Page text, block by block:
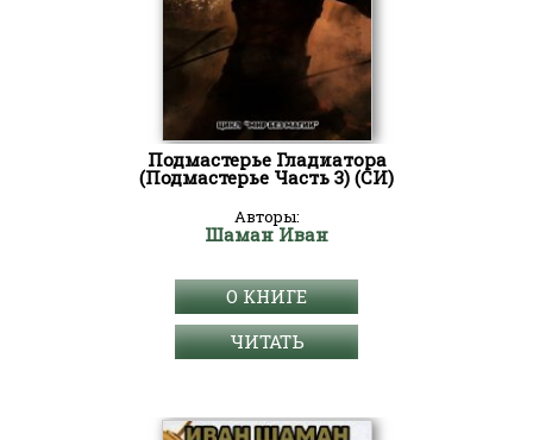
Подмастерье Гладиатора
(Подмастерье Часть 3) (СИ)
Авторы:
Шаман Иван
О КНИГЕ
ЧИТАТЬ